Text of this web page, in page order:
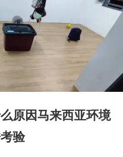
原因马来西亚环境
验